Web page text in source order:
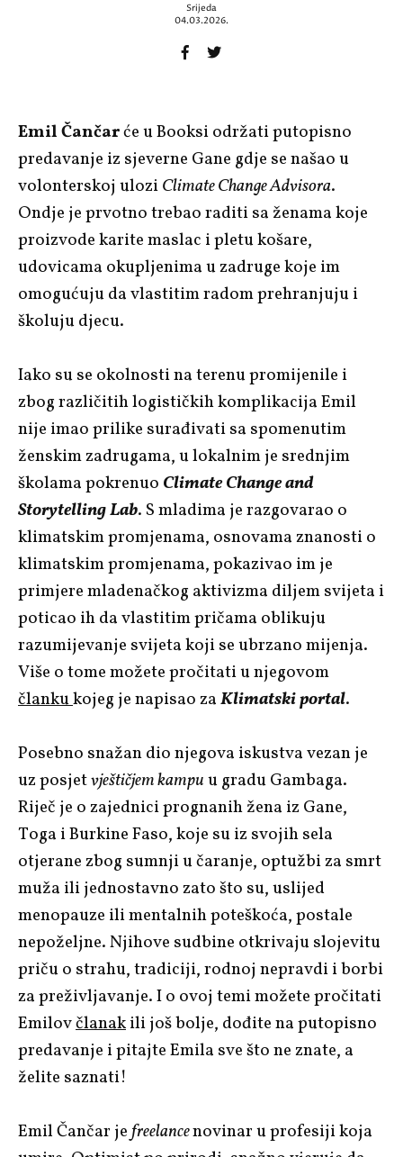
Srijeda
04.03.2026.
Emil Čančarće u Booksi održati putopisno
predavanje iz sjeverne Gane gdje se našao u
volonterskoj uloziClimate Change Advisora.
Ondje je prvotno trebao raditi sa ženama koje
proizvode karite maslac i pletu košare,
udovicama okupljenima u zadruge koje im
omogućuju da vlastitim radom prehranjuju i
školuju djecu.
Iako su se okolnosti na terenu promijenile i
zbog različitih logističkih komplikacija Emil
nije imao prilike surađivati sa spomenutim
ženskim zadrugama, u lokalnim je srednjim
školama pokrenuo Climate Change and
Storytelling Lab. S mladima je razgovarao o
klimatskim promjenama, osnovama znanosti o
klimatskim promjenama, pokazivao im je
primjere mladenačkog aktivizma diljem svijeta i
poticao ih da vlastitim pričama oblikuju
razumijevanje svijeta koji se ubrzano mijenja.
Više o tome možete pročitati u njegovom
člankukojeg je napisao zaKlimatski portal.
Posebno snažan dio njegova iskustva vezan je
uz posjetvještičjem kampuu gradu Gambaga.
Riječ je o zajednici prognanih žena iz Gane,
Toga i Burkine Faso, koje su iz svojih sela
otjerane zbog sumnji u čaranje, optužbi za smrt
muža ili jednostavno zato što su, uslijed
menopauze ili mentalnih poteškoća, postale
nepoželjne. Njihove sudbine otkrivaju slojevitu
priču o strahu, tradiciji, rodnoj nepravdi i borbi
za preživljavanje. I o ovoj temi možete pročitati
Emilovčlanakili još bolje, dođite na putopisno
predavanje i pitajte Emila sve što ne znate, a
želite saznati!
Emil Čančar jefreelancenovinar u profesiji koja